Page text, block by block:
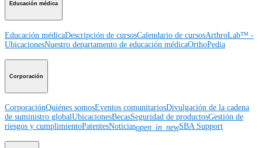
Educación médica
Educación médicaDescripción de cursosCalendario de cursosArthroLab™ -
UbicacionesNuestro departamento de educación médicaOrthoPedia
Corporación
CorporaciónQuiénes somosEventos comunitariosDivulgación de la cadena
de suministro globalUbicacionesBecasSeguridad de productosGestión de
riesgos y cumplimientoPatentesNoticiasopen_in_newSBA Support